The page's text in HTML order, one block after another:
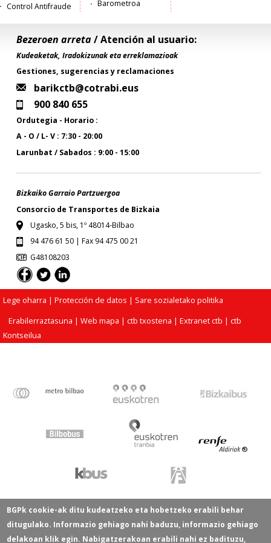
Control Antifraude
Barometroa
Bezeroen arreta/ Atención al usuario:
Kudeaketak, Iradokizunak eta erreklamazioak
Gestiones, sugerencias y reclamaciones
barikctb@cotrabi.eus
900 840 655
Ordutegia - Horario :
A - O / L- V : 7:30 - 20:00
Larunbat / Sabados : 9:00 - 15:00
Bizkaiko Garraio Partzuergoa
Consorcio de Transportes de Bizkaia
Ugasko, 5 bis, 1º 48014-Bilbao
94 476 61 50 | Fax 94 475 00 21
G48108203
Lege oharra | Protección de datos | Sare sozialetako politika
Erabilerraztasuna | Web mapa | ctb txostena | Extranet ctb | ctb
Kontseilua
BGPk cookie-ak ditu kudeatzeko eta hobetzeko erabili behar
ditugulako. Informazio gehiago nahi baduzu, informazio gehiago
delakoan klik egin. Nabigatzerakoan erabili nahi ez badituzu,